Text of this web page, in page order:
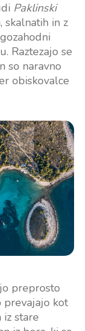
Paklinski
skalnatih in z
Raztezajo se
so naravno
obiskovalce
preprosto
kot
iz stare